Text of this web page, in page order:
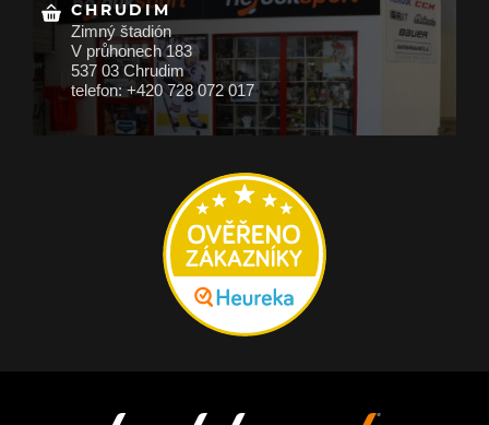
CHRUDIM
Zimný štadión
V průhonech 183
537 03 Chrudim
telefon: +420 728 072 017